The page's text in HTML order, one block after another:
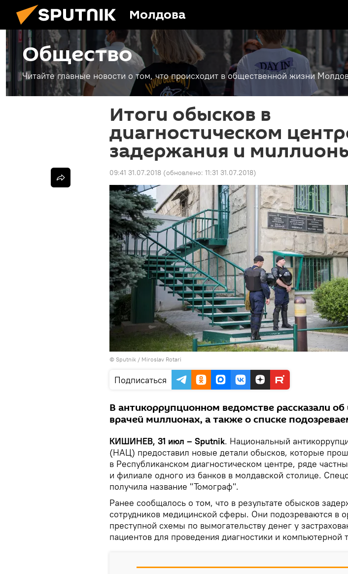
Молдова
Общество
Читайте главные новости о том, что происходит в общественной жизни
Итоги обысков в
диагностическом
задержания и
09:41 31.07.2018 (обновлено: 11:31 31.07.2018)
© Sputnik / Miroslav Rotari
Подписаться
В антикоррупционном ведомстве рассказали
врачей миллионах, а также о списке
КИШИНЕВ, 31 июл – Sputnik. Национальный
(НАЦ) предоставил новые детали обысков, которые
в Республиканском диагностическом центре, ряде
и филиале одного из банков в молдавской столице.
получила название "Томограф".
Ранее сообщалось о том, что в результате обысков
сотрудников медицинской сферы. Они подозреваются в
преступной схемы по вымогательству денег у
пациентов для проведения диагностики и компьютерной